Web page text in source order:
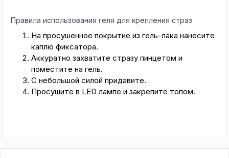
Правила использования геля для крепления страз
На просушенное покрытие из гель-лака нанесите
каплю фиксатора.
Аккуратно захватите стразу пинцетом и
поместите на гель.
С небольшой силой придавите.
Просушите в LED лампе и закрепите топом.